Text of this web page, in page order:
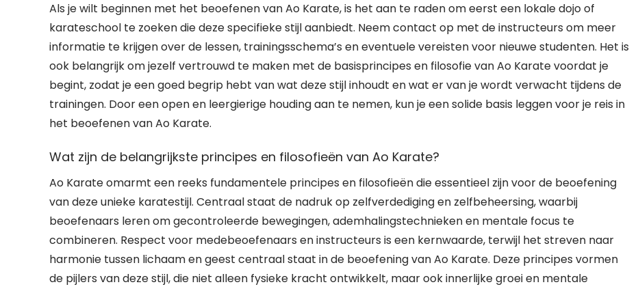
Als je wilt beginnen met het beoefenen van Ao Karate, is het aan te raden om eerst een lokale dojo of
karateschool te zoeken die deze specifieke stijl aanbiedt. Neem contact op met de instructeurs om meer
informatie te krijgen over de lessen, trainingsschema’s en eventuele vereisten voor nieuwe studenten. Het is
ook belangrijk om jezelf vertrouwd te maken met de basisprincipes en filosofie van Ao Karate voordat je
begint, zodat je een goed begrip hebt van wat deze stijl inhoudt en wat er van je wordt verwacht tijdens de
trainingen. Door een open en leergierige houding aan te nemen, kun je een solide basis leggen voor je reis in
het beoefenen van Ao Karate.
Wat zijn de belangrijkste principes en filosofieën van Ao Karate?
Ao Karate omarmt een reeks fundamentele principes en filosofieën die essentieel zijn voor de beoefening
van deze unieke karatestijl. Centraal staat de nadruk op zelfverdediging en zelfbeheersing, waarbij
beoefenaars leren om gecontroleerde bewegingen, ademhalingstechnieken en mentale focus te
combineren. Respect voor medebeoefenaars en instructeurs is een kernwaarde, terwijl het streven naar
harmonie tussen lichaam en geest centraal staat in de beoefening van Ao Karate. Deze principes vormen
de pijlers van deze stijl, die niet alleen fysieke kracht ontwikkelt, maar ook innerlijke groei en mentale